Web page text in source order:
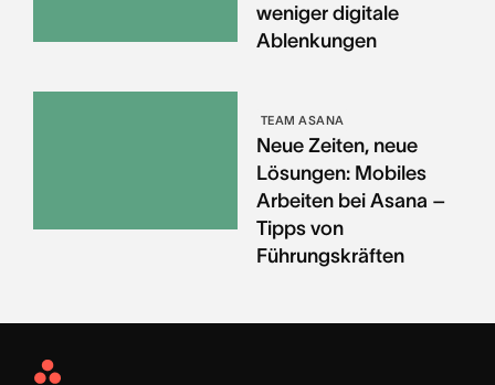
weniger digitale
Ablenkungen
TEAM ASANA
Neue Zeiten, neue
Lösungen: Mobiles
Arbeiten bei Asana –
Tipps von
Führungskräften